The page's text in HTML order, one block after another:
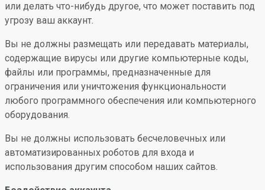
или делать что-нибудь другое, что может поставить под
угрозу ваш аккаунт.
Вы не должны размещать или передавать материалы,
содержащие вирусы или другие компьютерные коды,
файлы или программы, предназначенные для
ограничения или уничтожения функциональности
любого программного обеспечения или компьютерного
оборудования.
Вы не должны использовать бесчеловечных или
автоматизированных роботов для входа и
использования другим способом наших сайтов.